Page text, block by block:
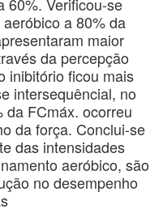
a 80% da
maior
da percepção
inibitório ficou mais
intersequêncial, no
FCmáx. ocorreu
da força. Conclui-se
das intensidades
aeróbico, são
no desempenho